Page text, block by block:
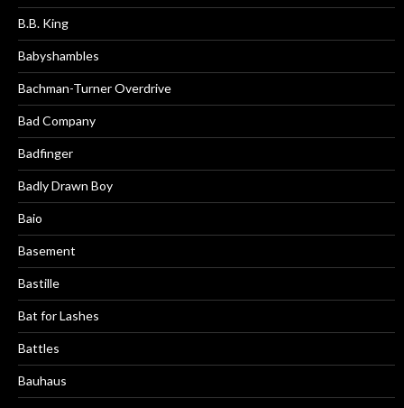
B.B. King
Babyshambles
Bachman-Turner Overdrive
Bad Company
Badfinger
Badly Drawn Boy
Baio
Basement
Bastille
Bat for Lashes
Battles
Bauhaus